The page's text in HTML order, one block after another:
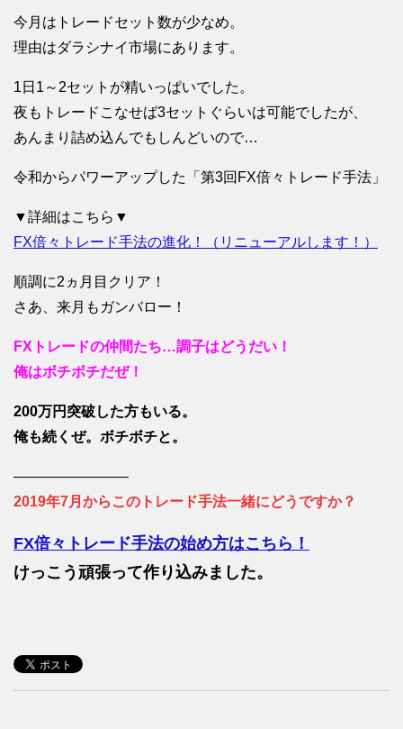
今月はトレードセット数が少なめ。
理由はダラシナイ市場にあります。
1日1～2セットが精いっぱいでした。
夜もトレードこなせば3セットぐらいは可能でしたが、
あんまり詰め込んでもしんどいので…
令和からパワーアップした「第3回FX倍々トレード手法」
▼詳細はこちら▼
FX倍々トレード手法の進化！（リニューアルします！）
順調に2ヵ月目クリア！
さあ、来月もガンバロー！
FXトレードの仲間たち…調子はどうだい！
俺はボチボチだぜ！
200万円突破した方もいる。
俺も続くぜ。ボチボチと。
————————
2019年7月からこのトレード手法一緒にどうですか？
FX倍々トレード手法の始め方はこちら！
けっこう頑張って作り込みました。